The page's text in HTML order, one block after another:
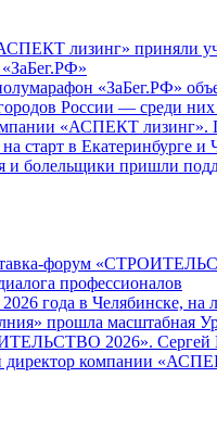
лизинг» приняли
«ЗаБег.РФ»
России — среди
«АСПЕКТ лизинг».
старт в Екатеринбурге и
и болельщики пришли
форум
профессионалов
года в Челябинске, на
прошла масштабная
2026». Сергей
директор компании